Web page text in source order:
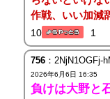
作戦、いい加減
10 1
756：2NjN1OGFj-
2026年6月6日 16:35
負けは大野と